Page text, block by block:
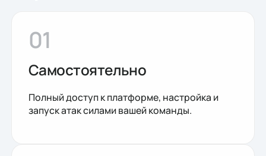
01
Самостоятельно
Полный доступ к платформе, настройка и
запуск атак силами вашей команды.